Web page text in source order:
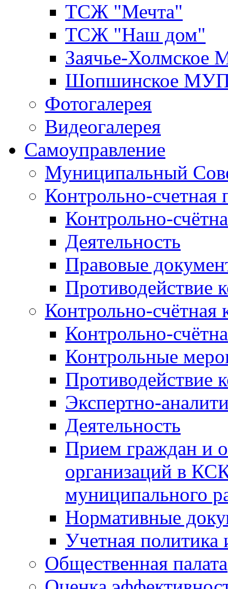
ТСЖ "Мечта"
ТСЖ "Наш дом"
Заячье-
Шопшинское
Фотогалерея
Видеогалерея
Самоуправление
Муниципальный
Контрольно-счетная
Контрольно-
Деятельность
Правовые
Противодействие
Контрольно-счётная
Контрольно-
Контрольные
Противодействие
Экспертно-
Деятельность
Прием граждан и
организаций в
муниципального
Нормативные
Учетная политика
Общественная палата